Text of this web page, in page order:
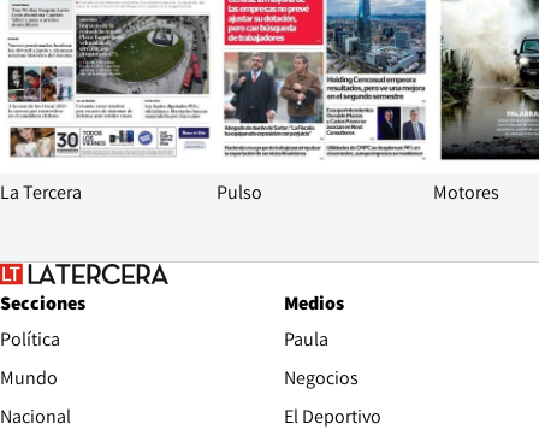
La Tercera Pulso Motores
Secciones
Política
Mundo
Nacional
Medios
Paula
Negocios
El Deportivo